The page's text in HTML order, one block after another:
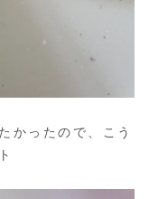
かったので、こう